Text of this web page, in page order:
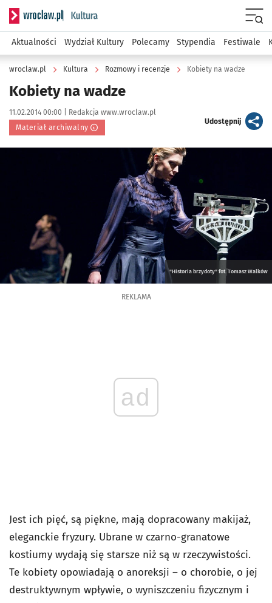
Serwis informacyjny wroclaw.pl podserwis: Kultura
Aktualności Wydział Kultury Polecamy Stypendia Festiwale
wroclaw.pl Kultura Rozmowy i recenzje Kobiety na wadze
Kobiety na wadze
Data publikacji:
11.02.2014 00:00 | Autor:
Redakcja www.wroclaw.pl
Materiał archiwalny
Udostępnijartykuł
"Historia brzydoty" fot. Tomasz Walków
REKLAMA
ad
Jest ich pięć, są piękne, mają dopracowany makijaż,
eleganckie fryzury. Ubrane w czarno-granatowe
kostiumy wydają się starsze niż są w rzeczywistości.
Te kobiety opowiadają o anoreksji – o chorobie, o jej
destruktywnym wpływie, o wyniszczeniu fizycznym i